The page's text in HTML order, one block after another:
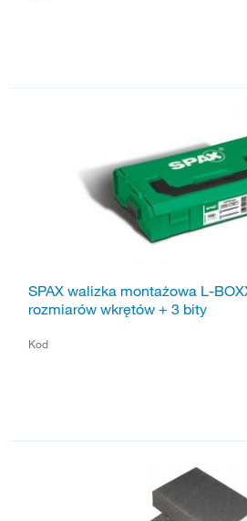
SPAX walizka montażowa L-
rozmiarów wkrętów + 3 bity
Kod